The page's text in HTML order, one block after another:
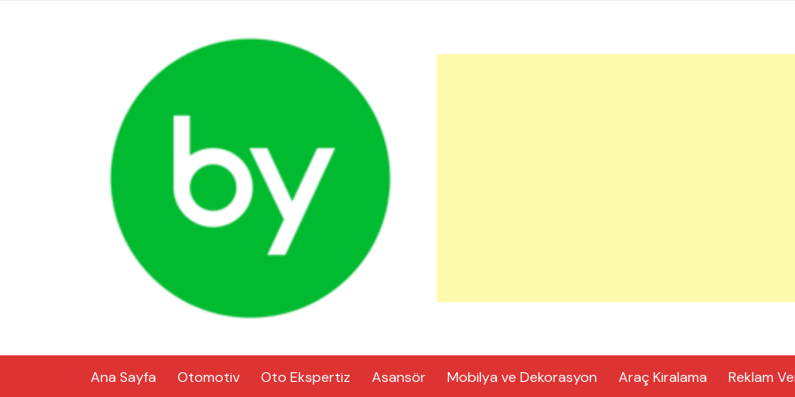
Ana Sayfa Otomotiv Oto Ekspertiz Asansör Mobilya ve Dekorasyon Araç Kiralama Reklam